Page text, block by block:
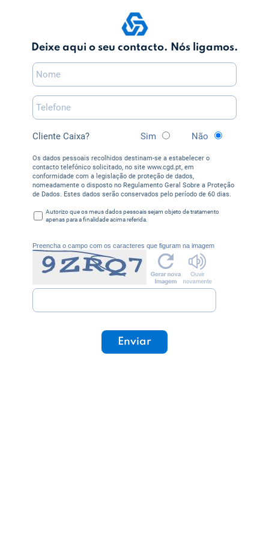
Deixe aqui o seu contacto. Nós ligamos.
Cliente Caixa? Não
Sim
Os dados pessoais recolhidos destinam-se a estabelecer o
contacto telefónico solicitado, no site www.cgd.pt, em
conformidade com a legislação de proteção de dados,
nomeadamente o disposto no Regulamento Geral Sobre a Proteção
de Dados. Estes dados serão conservados pelo período de 60 dias.
Autorizo que os meus dados pessoais sejam objeto de tratamento
apenas para a finalidade acima referida.
Preencha o campo com os caracteres que figuram na imagem